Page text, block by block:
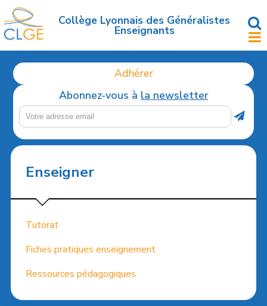
Accéder
au
contenu
Collège Lyonnais des Généralistes
Enseignants
Adhérer
Abonnez-vous à la newsletter
Enseigner
Tutorat
Fiches pratiques enseignement
Ressources pédagogiques